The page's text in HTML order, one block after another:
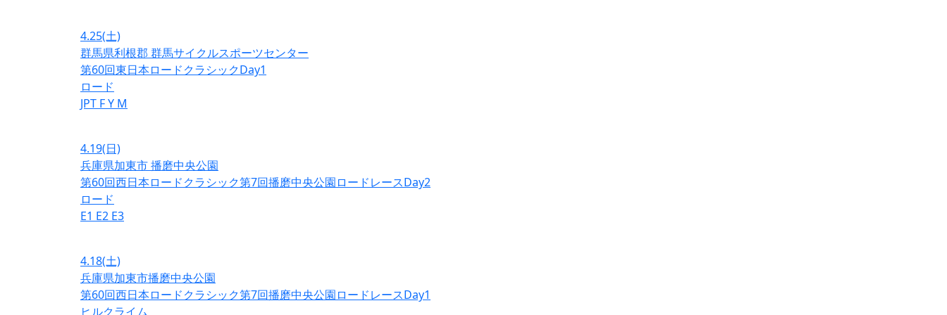
4.25(土)
群馬県利根郡 群馬サイクルスポーツセンター
第60回東日本ロードクラシックDay1
ロード
JPT FY M
4.19(日)
兵庫県加東市 播磨中央公園
第60回西日本ロードクラシック第7回播磨中央公園ロードレースDay2
ロード
E1 E2 E3
4.18(土)
兵庫県加東市播磨中央公園
第60回西日本ロードクラシック第7回播磨中央公園ロードレースDay1
ヒルクライム